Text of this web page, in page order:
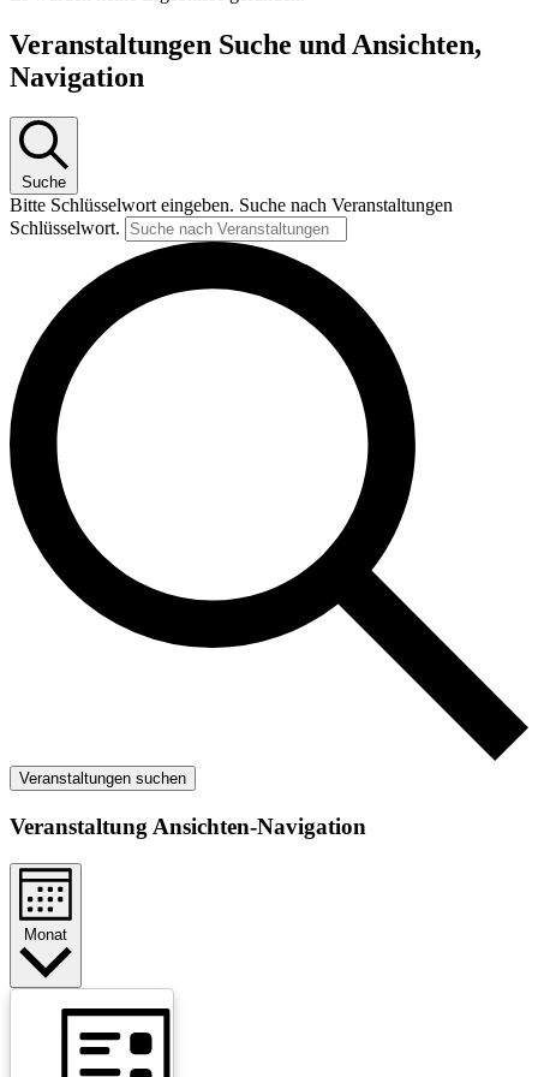
Veranstaltungen Suche und Ansichten,
Navigation
Suche
Bitte Schlüsselwort eingeben. Suche nach Veranstaltungen
Schlüsselwort.
Veranstaltungen suchen
Veranstaltung Ansichten-Navigation
Monat